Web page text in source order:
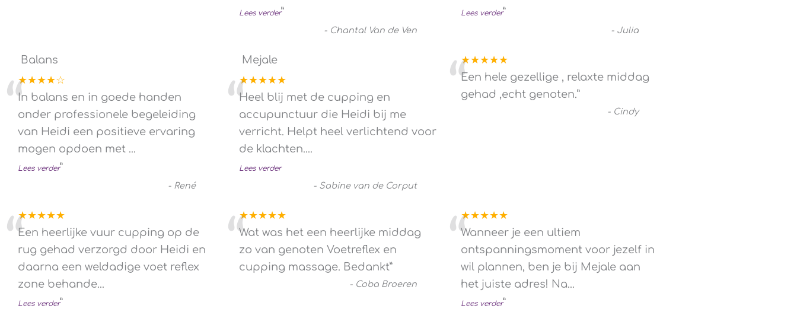
Lees verder”
- Chantal Van de Ven
Lees verder”
- Julia
Balans
★★★★☆
“In balans en in goede handen
onder professionele begeleiding
van Heidi een positieve ervaring
mogen opdoen met ...
Lees verder”
- René
Mejale
★★★★★
“Heel blij met de cupping en
accupunctuur die Heidi bij me
verricht. Helpt heel verlichtend voor
de klachten....
Lees verder
- Sabine van de Corput
★★★★★
“Een hele gezellige , relaxte middag
gehad ,echt genoten.”
- Cindy
★★★★★
“Een heerlijke vuur cupping op de
rug gehad verzorgd door Heidi en
daarna een weldadige voet reflex
zone behande...
Lees verder”
★★★★★
“Wat was het een heerlijke middag
zo van genoten Voetreflex en
cupping massage. Bedankt”
- Coba Broeren
★★★★★
“Wanneer je een ultiem
ontspanningsmoment voor jezelf in
wil plannen, ben je bij Mejale aan
het juiste adres! Na...
Lees verder”